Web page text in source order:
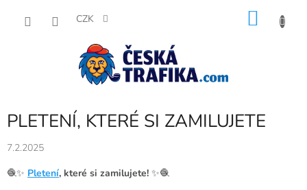
CZK
PLETENÍ, KTERÉ SI ZAMILUJETE
7.2.2025
🧶✨ Pletení, které si zamilujete! ✨🧶